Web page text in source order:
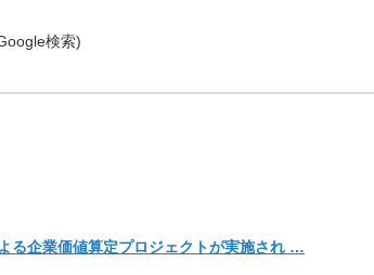
検索)
る企業価値算定プロジェクトが実施され …